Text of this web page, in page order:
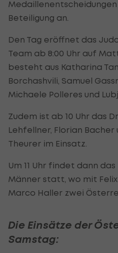
Beteiligung an.
Den Tag eröffnet das
Team ab 8:00 Uhr auf
besteht aus Katharina
Borchashvili, Samuel
Michaele Polleres und
Zudem ist ab 10 Uhr das
Lehfellner, Florian
Theurer im Einsatz.
Um 11 Uhr findet dann
Männer statt, wo mit
Marco Haller zwei
Die Einsätze der
Samstag: